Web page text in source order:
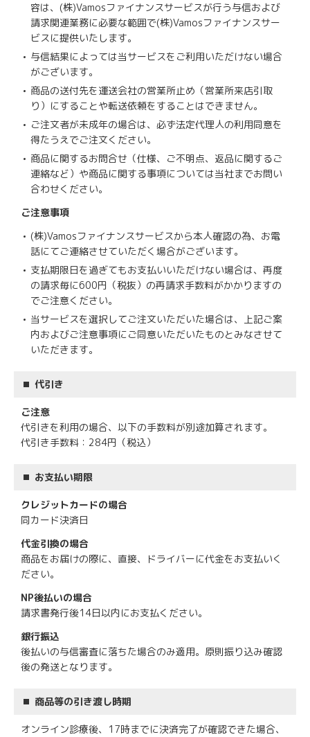
容は、(株)Vamosファイナンスサービスが行う与信および
請求関連業務に必要な範囲で(株)Vamosファイナンスサー
ビスに提供いたします。
与信結果によっては当サービスをご利用いただけない場合
がございます。
商品の送付先を運送会社の営業所止め（営業所来店引取
り）にすることや転送依頼をすることはできません。
ご注文者が未成年の場合は、必ず法定代理人の利用同意を
得たうえでご注文ください。
商品に関するお問合せ（仕様、ご不明点、返品に関するご
連絡など）や商品に関する事項については当社までお問い
合わせください。
ご注意事項
(株)Vamosファイナンスサービスから本人確認の為、お電
話にてご連絡させていただく場合がございます。
支払期限日を過ぎてもお支払いいただけない場合は、再度
の請求毎に600円（税抜）の再請求手数料がかかりますの
でご注意ください。
当サービスを選択してご注文いただいた場合は、上記ご案
内およびご注意事項にご同意いただいたものとみなさせて
いただきます。
代引き
ご注意
代引きを利用の場合、以下の手数料が別途加算されます。
代引き手数料：284円（税込）
お支払い期限
クレジットカードの場合
同カード決済日
代金引換の場合
商品をお届けの際に、直接、ドライバーに代金をお支払いく
ださい。
NP後払いの場合
請求書発行後14日以内にお支払ください。
銀行振込
後払いの与信審査に落ちた場合のみ適用。原則振り込み確認
後の発送となります。
商品等の引き渡し時期
オンライン診療後、17時までに決済完了が確認できた場合、